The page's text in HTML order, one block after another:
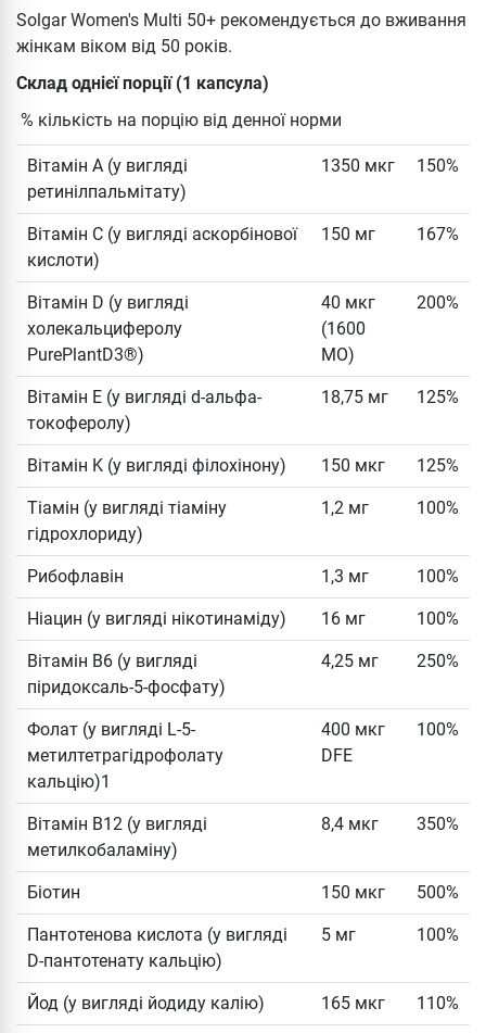
Solgar Women's Multi 50+ рекомендується до вживання
жінкам віком від 50 років.
Склад однієї порції (1 капсула)
% кількість на порцію від денної норми
Вітамін A (у вигляді
ретинілпальмітату)
1350 мкг 150%
Вітамін C (у вигляді аскорбінової
кислоти)
150 мг 167%
Вітамін D (у вигляді
холекальциферолу
PurePlantD3®)
40 мкг
(1600
МО)
200%
Вітамін E (у вигляді d-альфа-
токоферолу)
18,75 мг 125%
Вітамін K (у вигляді філохінону) 150 мкг 125%
Тіамін (у вигляді тіаміну
гідрохлориду)
1,2 мг 100%
Рибофлавін 1,3 мг 100%
Ніацин (у вигляді нікотинаміду) 16 мг 100%
Вітамін B6 (у вигляді
піридоксаль-5-фосфату)
4,25 мг 250%
Фолат (у вигляді L-5-
метилтетрагідрофолату
кальцію)1
400 мкг
DFE
100%
Вітамін B12 (у вигляді
метилкобаламіну)
8,4 мкг 350%
Біотин 150 мкг 500%
Пантотенова кислота (у вигляді
D-пантотенату кальцію)
5 мг 100%
Йод (у вигляді йодиду калію) 165 мкг 110%